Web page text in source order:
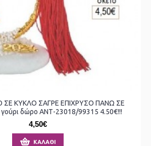
ΣΕ ΚΥΚΛΟ ΣΑΓΡΕ ΕΠΙΧΡΥΣΟ ΠΑΝΩ ΣΕ
δώρο ΑΝΤ-23018/99315 4.50€!!!
4,50€
ΚΑΛΆΘΙ